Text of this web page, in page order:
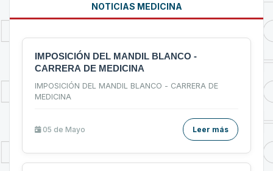
NOTICIAS MEDICINA
IMPOSICIÓN DEL MANDIL BLANCO -
CARRERA DE MEDICINA
IMPOSICIÓN DEL MANDIL BLANCO - CARRERA DE
MEDICINA
05 de Mayo Leer más